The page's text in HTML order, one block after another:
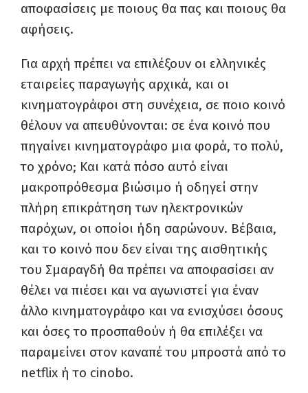
αποφασίσεις με ποιους θα πας και ποιους θα
αφήσεις.
Για αρχή πρέπει να επιλέξουν οι ελληνικές
εταιρείες παραγωγής αρχικά, και οι
κινηματογράφοι στη συνέχεια, σε ποιο κοινό
θέλουν να απευθύνονται: σε ένα κοινό που
πηγαίνει κινηματογράφο μια φορά, το πολύ,
το χρόνο; Και κατά πόσο αυτό είναι
μακροπρόθεσμα βιώσιμο ή οδηγεί στην
πλήρη επικράτηση των ηλεκτρονικών
παρόχων, οι οποίοι ήδη σαρώνουν. Βέβαια,
και το κοινό που δεν είναι της αισθητικής
του Σμαραγδή θα πρέπει να αποφασίσει αν
θέλει να πιέσει και να αγωνιστεί για έναν
άλλο κινηματογράφο και να ενισχύσει όσους
και όσες το προσπαθούν ή θα επιλέξει να
παραμείνει στον καναπέ του μπροστά από το
netflix ή το cinobo.